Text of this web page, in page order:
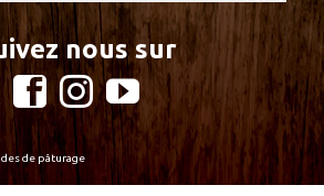
nous sur
de pâturage